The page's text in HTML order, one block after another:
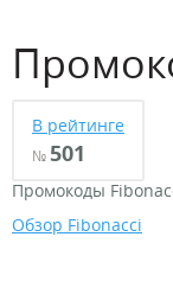
В рейтинге
№ 501
Промокоды
Обзор Fibonacci